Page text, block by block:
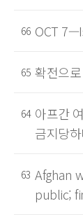
66 OCT
65 확전으
64 아프간
금지당
63 Afghan
public;